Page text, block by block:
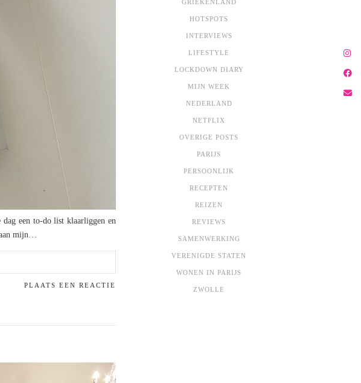
een to-do list klaarliggen en
mijn…
PLAATS EEN REACTIE
GRIEKENLAND
HOTSPOTS
INTERVIEWS
LIFESTYLE
LOCKDOWN DIARY
MIJN WEEK
NEDERLAND
NETFLIX
OVERIGE POSTS
PARIJS
PERSOONLIJK
RECEPTEN
REIZEN
REVIEWS
SAMENWERKING
VERENIGDE STATEN
WONEN IN PARIJS
ZWOLLE